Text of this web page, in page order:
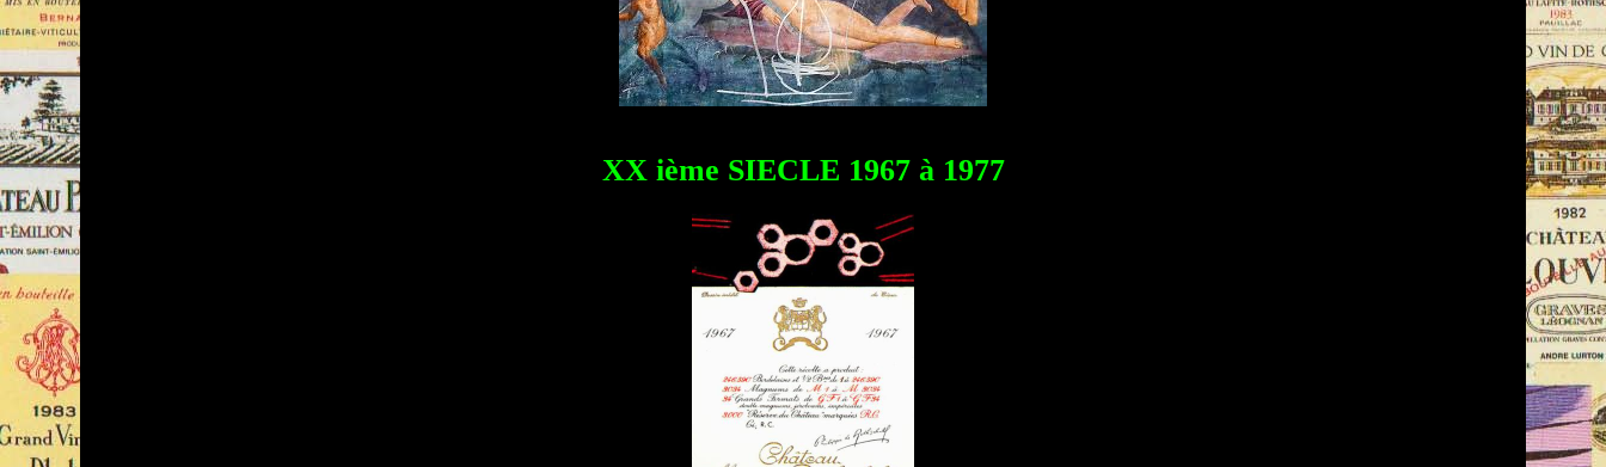
XX ième SIECLE 1967 à 1977